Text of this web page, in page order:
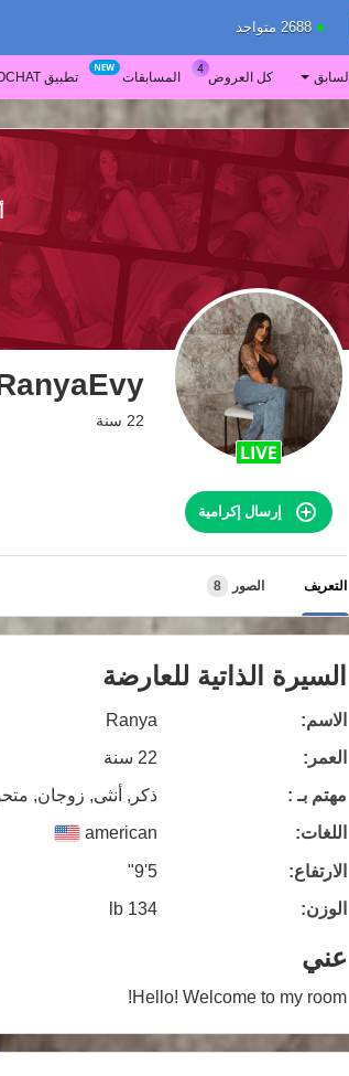
2688 متواجد
السابق كل العروض المسابقات تطبيق RUSVIDEOCHAT
22 سنة
إرسال إكرامية
التعريف الصور 8
السيرة الذاتية للعارضة
الاسم:
Ranya
العمر:
22 سنة
مهتم بـ :
ذكر, أنثى, زوجان,
اللغات:
american
الارتفاع:
5'9"
الوزن:
134 lb
عني
Hello! Welcome to my room!